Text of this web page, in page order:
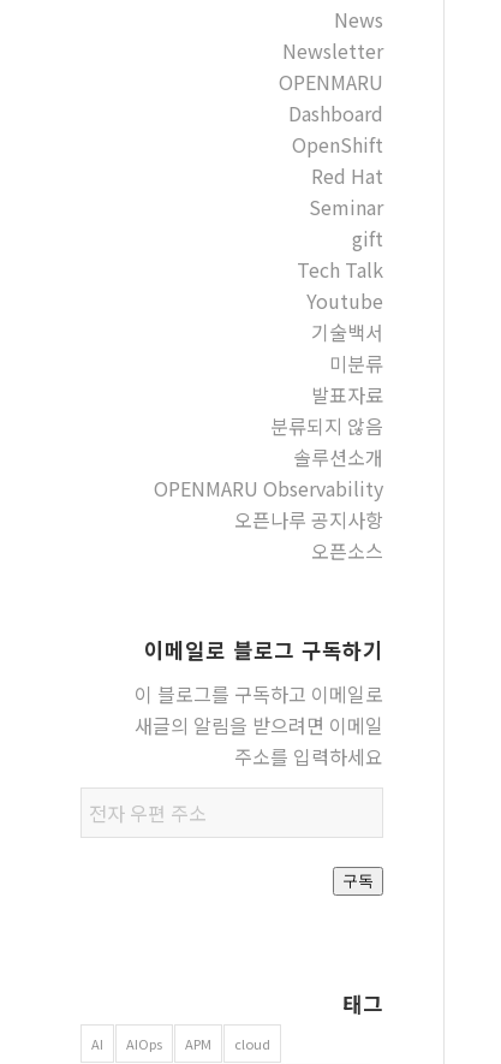
News
Newsletter
OPENMARU
Dashboard
OpenShift
Red Hat
Seminar
gift
Tech Talk
Youtube
기술백서
미분류
발표자료
분류되지 않음
솔루션소개
OPENMARU Observability
오픈나루 공지사항
오픈소스
이메일로 블로그 구독하기
이 블로그를 구독하고 이메일로
새글의 알림을 받으려면 이메일
주소를 입력하세요
우편
주소
구독
태그
AI AIOps APM cloud